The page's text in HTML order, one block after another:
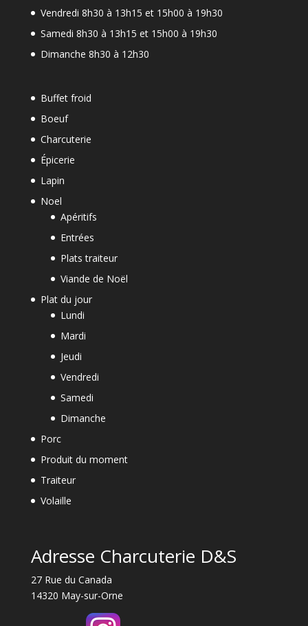
Vendredi 8h30 à 13h15 et 15h00 à 19h30
Samedi 8h30 à 13h15 et 15h00 à 19h30
Dimanche 8h30 à 12h30
Buffet froid
Boeuf
Charcuterie
Épicerie
Lapin
Noel
Apéritifs
Entrées
Plats traiteur
Viande de Noël
Plat du jour
Lundi
Mardi
Jeudi
Vendredi
Samedi
Dimanche
Porc
Produit du moment
Traiteur
Volaille
Adresse Charcuterie D&S
27 Rue du Canada
14320 May-sur-Orne